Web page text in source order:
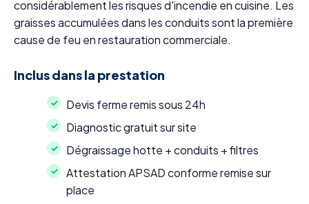
considérablement les risques d'incendie en cuisine. Les
graisses accumulées dans les conduits sont la première
cause de feu en restauration commerciale.
Inclus dans la prestation
Devis ferme remis sous 24h
Diagnostic gratuit sur site
Dégraissage hotte + conduits + filtres
Attestation APSAD conforme remise sur
place